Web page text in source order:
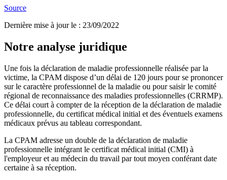
Source
Dernière mise à jour le : 23/09/2022
Notre analyse juridique
Une fois la déclaration de maladie professionnelle réalisée par la
victime, la CPAM dispose d’un délai de 120 jours pour se prononcer
sur le caractère professionnel de la maladie ou pour saisir le comité
régional de reconnaissance des maladies professionnelles (CRRMP).
Ce délai court à compter de la réception de la déclaration de maladie
professionnelle, du certificat médical initial et des éventuels examens
médicaux prévus au tableau correspondant.
La CPAM adresse un double de la déclaration de maladie
professionnelle intégrant le certificat médical initial (CMI) à
l'employeur et au médecin du travail par tout moyen conférant date
certaine à sa réception.